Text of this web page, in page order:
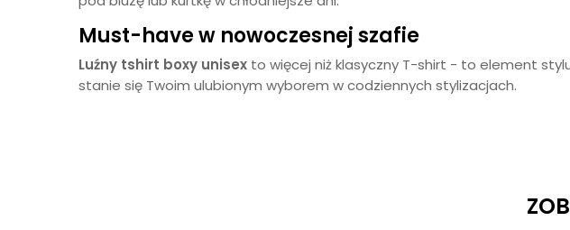
Must-have w nowoczesnej szafie
Luźny tshirt boxy unisex to więcej niż klasyczny T-shirt - to element
stanie się Twoim ulubionym wyborem w codziennych stylizacjach.